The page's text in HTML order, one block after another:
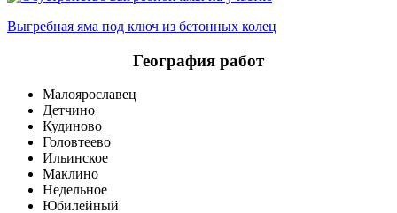
Выгребная яма под ключ из бетонных колец
География работ
Малоярославец
Детчино
Кудиново
Головтеево
Ильинское
Маклино
Недельное
Юбилейный